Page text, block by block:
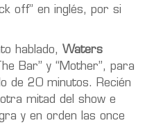
off” en inglés, por si
hablado, Waters
Bar” y “Mother”, para
de 20 minutos. Recién
mitad del show e
y en orden las once